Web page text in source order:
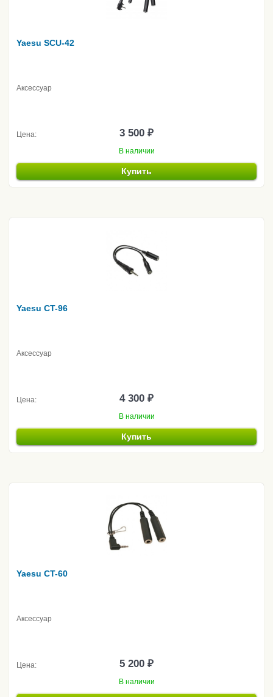
Yaesu SCU-42
Аксессуар
Цена: 3 500 ₽
В наличии
Купить
Yaesu CT-96
Аксессуар
Цена: 4 300 ₽
В наличии
Купить
Yaesu CT-60
Аксессуар
Цена: 5 200 ₽
В наличии